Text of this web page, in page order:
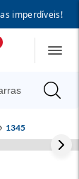
imperdíveis!
1345